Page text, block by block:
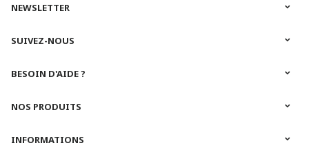
NEWSLETTER
SUIVEZ-NOUS
BESOIN D'AIDE ?
NOS PRODUITS
INFORMATIONS